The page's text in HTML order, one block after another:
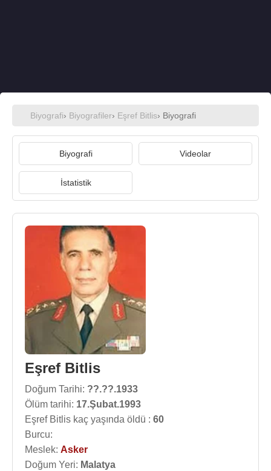
Biyografi› Biyografiler› Eşref Bitlis› Biyografi
Biyografi Videolar
İstatistik
Eşref Bitlis
Doğum Tarihi: ??.??.1933
Ölüm tarihi: 17.Şubat.1993
Eşref Bitlis kaç yaşında öldü : 60
Burcu:
Meslek: Asker
Doğum Yeri: Malatya